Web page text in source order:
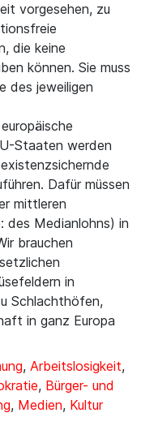
vorgesehen, zu
die keine
können. Sie muss
des jeweiligen
Staaten werden
Dafür müssen
mittleren
des Medianlohns) in
brauchen
in
Schlachthöfen,
in ganz Europa
, Arbeitslosigkeit,
, Bürger- und
, Medien, Kultur